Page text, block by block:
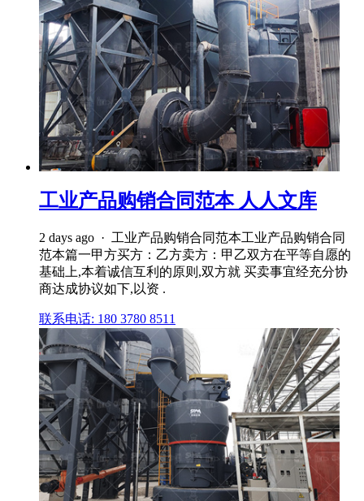
工业产品购销合同范本 人人文库
2 days ago · 工业产品购销合同范本工业产品购销合同
范本篇一甲方买方：乙方卖方：甲乙双方在平等自愿的
基础上,本着诚信互利的原则,双方就 买卖事宜经充分协
商达成协议如下,以资 .
联系电话: 180 3780 8511